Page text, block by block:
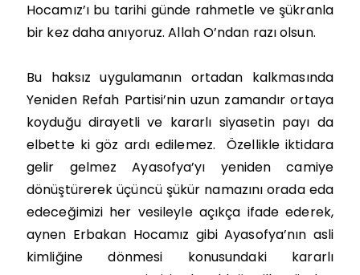
Hocamız’ı bu tarihi günde rahmetle ve şükranla
bir kez daha anıyoruz. Allah O’ndan razı olsun.
Bu haksız uygulamanın ortadan kalkmasında
Yeniden Refah Partisi’nin uzun zamandır ortaya
koyduğu dirayetli ve kararlı siyasetin payı da
elbette ki göz ardı edilemez. Özellikle iktidara
gelir gelmez Ayasofya’yı yeniden camiye
dönüştürerek üçüncü şükür namazını orada eda
edeceğimizi her vesileyle açıkça ifade ederek,
aynen Erbakan Hocamız gibi Ayasofya’nın asli
kimliğine dönmesi konusundaki kararlı